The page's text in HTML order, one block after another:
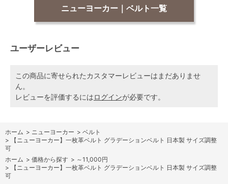
ニューヨーカー｜ベルト一覧
ユーザーレビュー
この商品に寄せられたカスタマーレビューはまだありませ
ん。
レビューを評価するにはログインが必要です。
ホーム > ニューヨーカー > ベルト
>
【ニューヨーカー】一枚革ベルト グラデーションベルト 日本製 サイズ調整
可
ホーム > 価格から探す > ～11,000円
>
【ニューヨーカー】一枚革ベルト グラデーションベルト 日本製 サイズ調整
可